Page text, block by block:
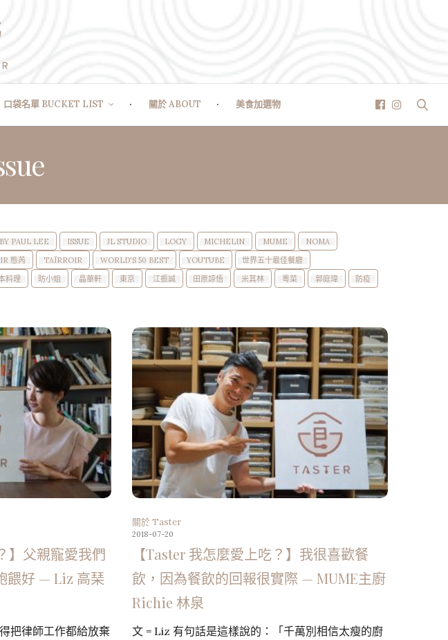
口袋名單 BUCKET LIST 關於 ABOUT 美食加選物
PAUL LEE ISSUE JL STUDIO LOGY MICHELIN MUME
NOMA
態芮 TAÏRROIR WORLD'S 50 BEST YOUTUBE
世界五十最佳餐廳
料理 昉小姐 晶華軒 東京 江振誠 田原諒悟 米其林 粵菜 郭庭瑋
防疫
】父親寵愛我們
餵好 — Liz 高琹
把律師工作都給放棄
關於 Taster
2018-07-20
【Taster 我怎麼愛上吃？】我很喜歡餐
飲，因為餐飲的回報很實際 — MUME主廚
Richie 林泉
文 = Liz 有句話是這樣說的：「千萬別相信太瘦的廚